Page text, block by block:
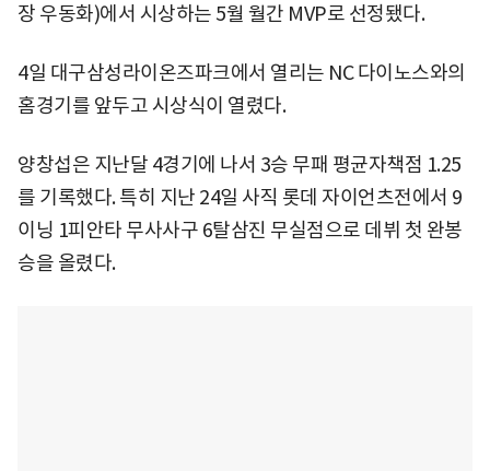
장 우동화)에서 시상하는 5월 월간 MVP로 선정됐다.
4일 대구삼성라이온즈파크에서 열리는 NC 다이노스와의
홈경기를 앞두고 시상식이 열렸다.
양창섭은 지난달 4경기에 나서 3승 무패 평균자책점 1.25
를 기록했다. 특히 지난 24일 사직 롯데 자이언츠전에서 9
이닝 1피안타 무사사구 6탈삼진 무실점으로 데뷔 첫 완봉
승을 올렸다.